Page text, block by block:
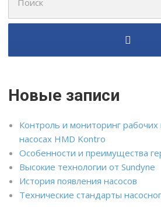
для:
Новые записи
Контроль и мониторинг рабочих
насосах HMD Kontro
Особенности и преимущества
Высокие технологии от Sundyne
История появления насосов
Технические стандарты